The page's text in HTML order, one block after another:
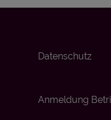
Datenschutz
Anmeldung